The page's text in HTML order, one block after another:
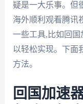
疑是一大乐事。但
海外顺利观看腾讯
一些工具,比如回
以轻松实现。下面
方法。
回国加速